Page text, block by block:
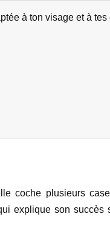
à ton visage et à tes
coche plusieurs
explique son